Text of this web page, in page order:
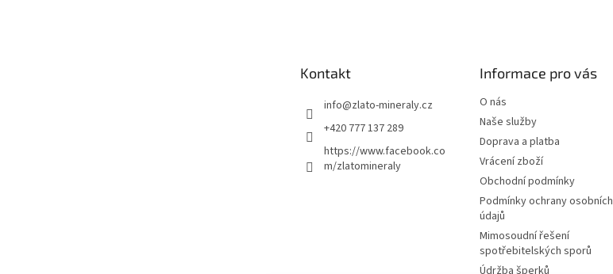
Kontakt
info@zlato-mineraly.cz
+420 777 137 289
https://www.facebook.co
m/zlatomineraly
Informace pro vás
O nás
Naše služby
Doprava a platba
Vrácení zboží
Obchodní podmínky
Podmínky ochrany osobních
údajů
Mimosoudní řešení
spotřebitelských sporů